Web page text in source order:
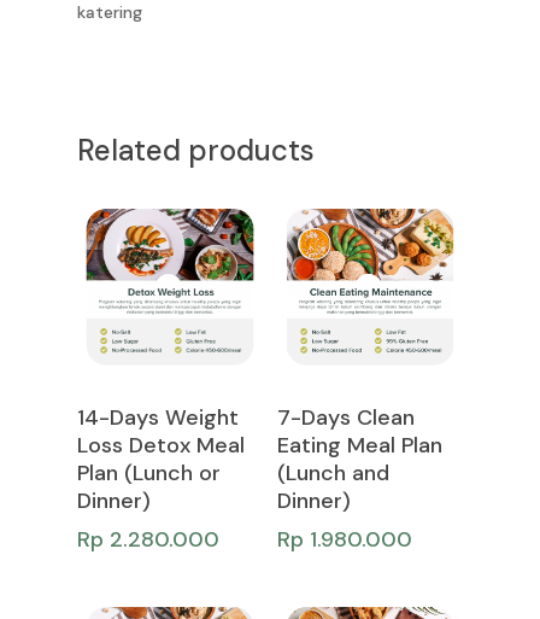
katering
Related products
Add To Cart
14-Days Weight
Loss Detox Meal
Plan (Lunch or
Dinner)
Rp 2.280.000
Add To Cart
7-Days Clean
Eating Meal Plan
(Lunch and
Dinner)
Rp 1.980.000